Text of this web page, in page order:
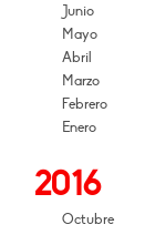
Junio
Mayo
Abril
Marzo
Febrero
Enero
2016
Octubre